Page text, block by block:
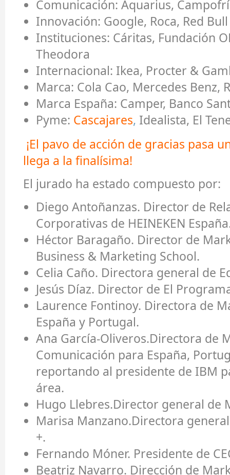
Comunicación: Aquarius,
Innovación: Google, Roca, Red Bull
Instituciones: Cáritas, Fundación
Theodora
Internacional: Ikea, Procter &
Marca: Cola Cao, Mercedes Benz,
Marca España: Camper, Banco
Pyme: Cascajares, Idealista, El
¡El pavo de acción de gracias pasa
llega a la finalísima!
El jurado ha estado compuesto por:
Diego Antoñanzas. Director de
Corporativas de HEINEKEN
Héctor Baragaño. Director de
Business & Marketing School.
Celia Caño. Directora general de
Jesús Díaz. Director de El
Laurence Fontinoy. Directora de
España y Portugal.
Ana García-Oliveros.Directora de
Comunicación para España,
reportando al presidente de IBM
área.
Hugo Llebres.Director general de
Marisa Manzano.Directora
+.
Fernando Móner. Presidente de
Beatriz Navarro. Dirección de